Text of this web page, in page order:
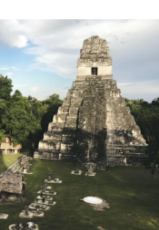
합
로벌 HR 및 급여 솔루션
과 지급 소요 시간 확인
인